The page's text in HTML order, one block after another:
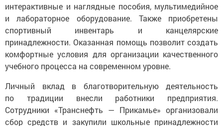
интерактивные и наглядные пособия, мультимедийное
и лабораторное оборудование. Также приобретены
спортивный инвентарь и канцелярские
принадлежности. Оказанная помощь позволит создать
комфортные условия для организации качественного
учебного процесса на современном уровне.
Личный вклад в благотворительную деятельность
по традиции внесли работники предприятия.
Сотрудники «Транснефть — Прикамье» организовали
сбор средств и закупили школьные принадлежности